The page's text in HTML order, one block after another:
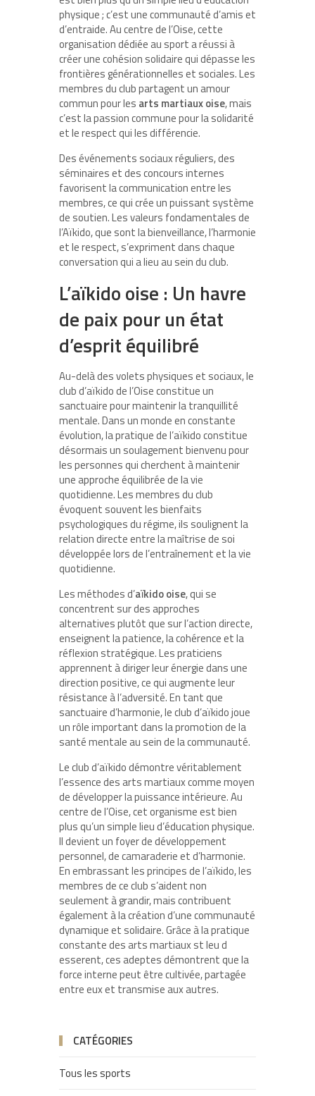
physique ; c’est une communauté d’amis et
d’entraide. Au centre de l’Oise, cette
organisation dédiée au sport a réussi à
créer une cohésion solidaire qui dépasse les
frontières générationnelles et sociales. Les
membres du club partagent un amour
commun pour les arts martiaux oise, mais
c’est la passion commune pour la solidarité
et le respect qui les différencie.
Des événements sociaux réguliers, des
séminaires et des concours internes
favorisent la communication entre les
membres, ce qui crée un puissant système
de soutien. Les valeurs fondamentales de
l’Aïkido, que sont la bienveillance, l’harmonie
et le respect, s’expriment dans chaque
conversation qui a lieu au sein du club.
L’aïkido oise : Un havre
de paix pour un état
d’esprit équilibré
Au-delà des volets physiques et sociaux, le
club d’aïkido de l’Oise constitue un
sanctuaire pour maintenir la tranquillité
mentale. Dans un monde en constante
évolution, la pratique de l’aïkido constitue
désormais un soulagement bienvenu pour
les personnes qui cherchent à maintenir
une approche équilibrée de la vie
quotidienne. Les membres du club
évoquent souvent les bienfaits
psychologiques du régime, ils soulignent la
relation directe entre la maîtrise de soi
développée lors de l’entraînement et la vie
quotidienne.
Les méthodes d’aïkido oise, qui se
concentrent sur des approches
alternatives plutôt que sur l’action directe,
enseignent la patience, la cohérence et la
réflexion stratégique. Les praticiens
apprennent à diriger leur énergie dans une
direction positive, ce qui augmente leur
résistance à l’adversité. En tant que
sanctuaire d’harmonie, le club d’aïkido joue
un rôle important dans la promotion de la
santé mentale au sein de la communauté.
Le club d’aïkido démontre véritablement
l’essence des arts martiaux comme moyen
de développer la puissance intérieure. Au
centre de l’Oise, cet organisme est bien
plus qu’un simple lieu d’éducation physique.
Il devient un foyer de développement
personnel, de camaraderie et d’harmonie.
En embrassant les principes de l’aïkido, les
membres de ce club s’aident non
seulement à grandir, mais contribuent
également à la création d’une communauté
dynamique et solidaire. Grâce à la pratique
constante des arts martiaux st leu d
esserent, ces adeptes démontrent que la
force interne peut être cultivée, partagée
entre eux et transmise aux autres.
CATÉGORIES
Tous les sports